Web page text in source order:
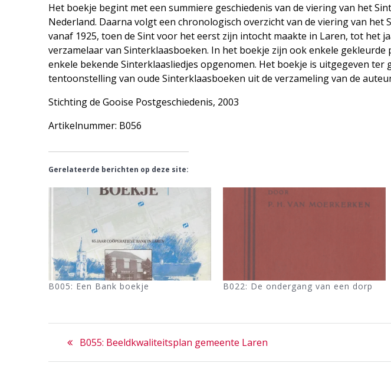
Het boekje begint met een summiere geschiedenis van de viering van het
Nederland. Daarna volgt een chronologisch overzicht van de viering van het
vanaf 1925, toen de Sint voor het eerst zijn intocht maakte in Laren, tot het
verzamelaar van Sinterklaasboeken. In het boekje zijn ook enkele gekleurde
enkele bekende Sinterklaasliedjes opgenomen. Het boekje is uitgegeven ter
tentoonstelling van oude Sinterklaasboeken uit de verzameling van de
Stichting de Gooise Postgeschiedenis, 2003
Artikelnummer: B056
Gerelateerde berichten op deze site:
B005: Een Bank boekje B022: De ondergang van een dorp
Bericht
navigatie
Previous
B055: Beeldkwaliteitsplan gemeente Laren